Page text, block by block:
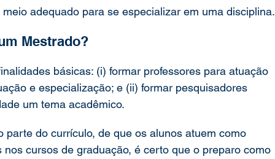
adequado para se especializar em uma disciplina.
Mestrado?
básicas: (i) formar professores para atuação
e especialização; e (ii) formar pesquisadores
um tema acadêmico.
parte do currículo, de que os alunos atuem como
cursos de graduação, é certo que o preparo como